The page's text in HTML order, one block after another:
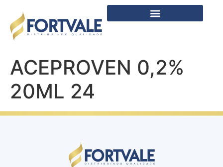
ACEPROVEN 0,2%
20ML 24